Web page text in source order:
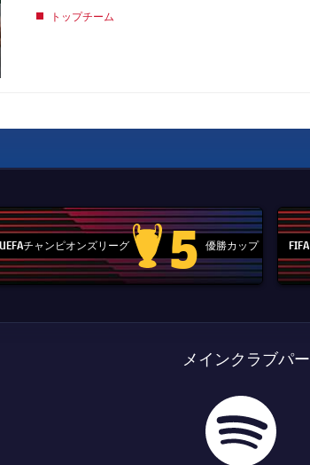
トップチーム
UEFAチャンピオンズリーグ
Champions League trophy
5 優勝カップ
メインクラブパ